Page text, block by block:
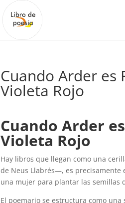
Cuando Arder es
Violeta Rojo
Cuando Arder
Violeta Rojo
Hay libros que llegan como una
de Neus Llabrés—, es precisamente
una mujer para plantar las semillas
El poemario se estructura como